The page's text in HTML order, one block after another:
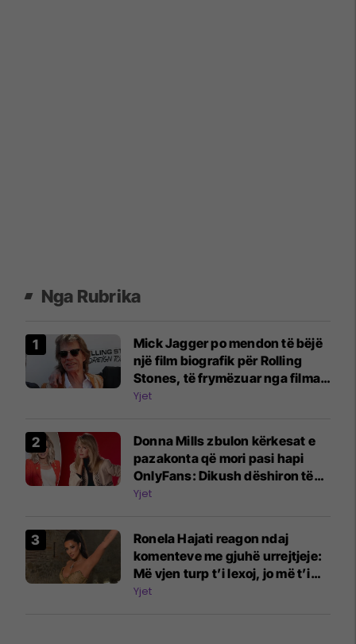
Nga Rubrika
Mick Jagger po mendon të bëjë
një film biografik për Rolling
Stones, të frymëzuar nga filmat
e Beatles
Yjet
Donna Mills zbulon kërkesat e
pazakonta që mori pasi hapi
OnlyFans: Dikush dëshiron të
më shohë duke shtypur rrush
Yjet
Ronela Hajati reagon ndaj
komenteve me gjuhë urrejtjeje:
Më vjen turp t’i lexoj, jo më t’i
shkruaj
Yjet